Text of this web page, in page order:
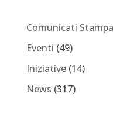
Comunicati Stampa
Eventi (49)
Iniziative(14)
News (317)